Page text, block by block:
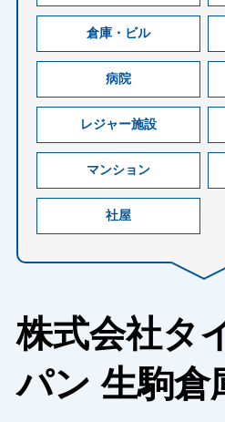
倉庫・ビル
病院
レジャー施設
マンション
社屋
株式会社タ
パン 生駒倉